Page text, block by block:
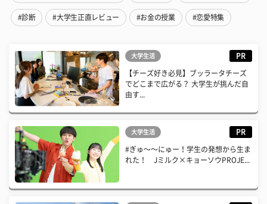
#診断 #大学生正直レビュー #お金の授業 #恋愛特集
大学生活 PR
【チーズ好き必見】ブッラータチーズ
でどこまで広がる？ 大学生が挑んだ自
由す...
大学生活 PR
#ぎゅ〜〜にゅー！学生の発想から生ま
れた！ Jミルク×キョーソウPROJE...